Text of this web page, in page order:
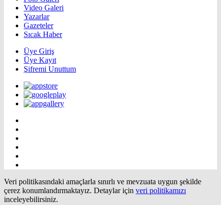
Video Galeri
Yazarlar
Gazeteler
Sıcak Haber
Üye Giriş
Üye Kayıt
Şifremi Unuttum
Veri politikasındaki amaçlarla sınırlı ve mevzuata uygun şekilde
çerez konumlandırmaktayız. Detaylar için veri politikamızı
inceleyebilirsiniz.